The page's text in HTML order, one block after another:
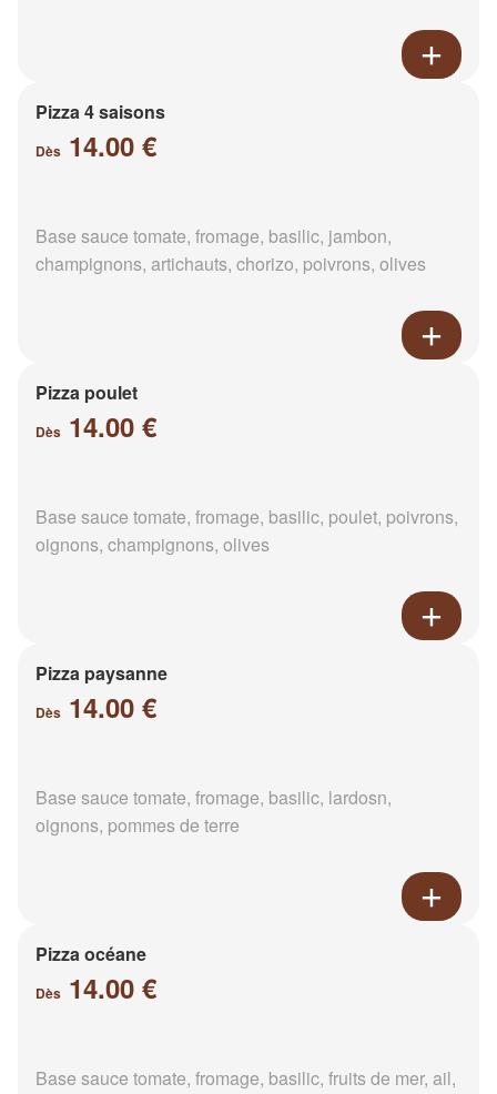
Pizza 4 saisons
Dès 14.00 €
Base sauce tomate, fromage, basilic, jambon,
champignons, artichauts, chorizo, poivrons, olives
Pizza poulet
Dès 14.00 €
Base sauce tomate, fromage, basilic, poulet, poivrons,
oignons, champignons, olives
Pizza paysanne
Dès 14.00 €
Base sauce tomate, fromage, basilic, lardosn,
oignons, pommes de terre
Pizza océane
Dès 14.00 €
Base sauce tomate, fromage, basilic, fruits de mer, ail,